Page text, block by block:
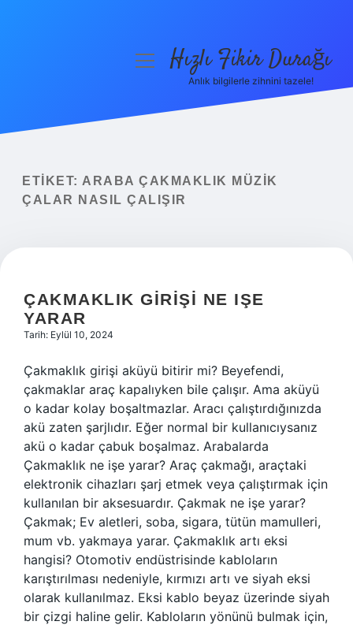
Yasal Uyarı
menüyüHızlı Fikir Durağı
Anlık bilgilerle zihnini tazele!
ETIKET: ARABA ÇAKMAKLIK MÜZIK
ÇALAR NASIL ÇALIŞIR
ÇAKMAKLIK GIRIŞI NE IŞE
YARAR
Tarih: Eylül 10, 2024
Çakmaklık girişi aküyü bitirir mi? Beyefendi,
çakmaklar araç kapalıyken bile çalışır. Ama aküyü
o kadar kolay boşaltmazlar. Aracı çalıştırdığınızda
akü zaten şarjlıdır. Eğer normal bir kullanıcıysanız
akü o kadar çabuk boşalmaz. Arabalarda
Çakmaklık ne işe yarar? Araç çakmağı, araçtaki
elektronik cihazları şarj etmek veya çalıştırmak için
kullanılan bir aksesuardır. Çakmak ne işe yarar?
Çakmak; Ev aletleri, soba, sigara, tütün mamulleri,
mum vb. yakmaya yarar. Çakmaklık artı eksi
hangisi? Otomotiv endüstrisinde kabloların
karıştırılması nedeniyle, kırmızı artı ve siyah eksi
olarak kullanılmaz. Eksi kablo beyaz üzerinde siyah
bir çizgi haline gelir. Kabloların yönünü bulmak için,